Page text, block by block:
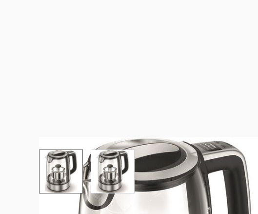
View larger imageView larger image